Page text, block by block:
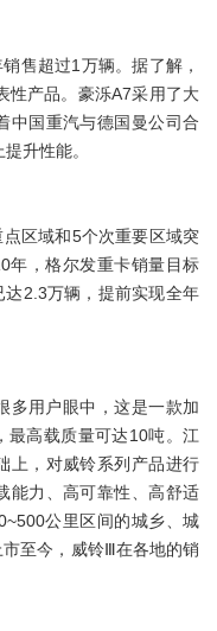
售超过1万辆。据了解，
性产品。豪泺A7采用了大
中国重汽与德国曼公司合
升性能。
区域和5个次重要区域突
年，格尔发重卡销量目标
2.3万辆，提前实现全年
多用户眼中，这是一款加
最高载质量可达10吨。江
上，对威铃系列产品进行
能力、高可靠性、高舒适
公里区间的城乡、城
至今，威铃Ⅲ在各地的销